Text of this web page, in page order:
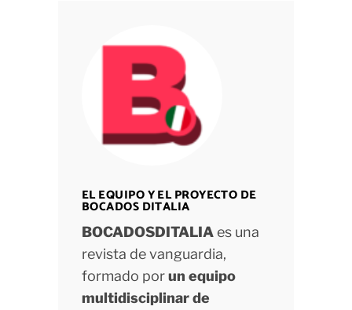
EL EQUIPO Y EL PROYECTO DE
BOCADOS DITALIA
BOCADOSDITALIAes una
revista de vanguardia,
formado porun equipo
multidisciplinar de